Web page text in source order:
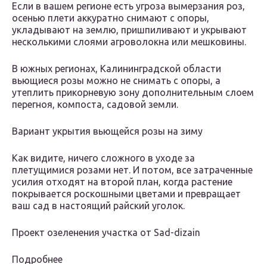
Если в вашем регионе есть угроза вымерзания роз,
осенью плети аккуратно снимают с опоры,
укладывают на землю, пришпиливают и укрывают
несколькими слоями агроволокна или мешковины.
В южных регионах, Калининградской области
вьющиеся розы можно не снимать с опоры, а
утеплить прикорневую зону дополнительным слоем
перегноя, компоста, садовой земли.
Вариант укрытия вьющейся розы на зиму
Как видите, ничего сложного в уходе за
плетущимися розами нет. И потом, все затраченные
усилия отходят на второй план, когда растение
покрывается роскошными цветами и превращает
ваш сад в настоящий райский уголок.
Проект озеленения участка от Sad-dizain
Подробнее